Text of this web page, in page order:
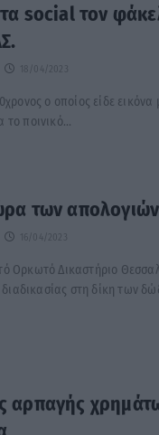
social τον
ο οποίος είδε
το ποινικό...
των απολογιών
16/04/2023
Ορκωτό Δικαστήριο
στη δίκη των
αρπαγής